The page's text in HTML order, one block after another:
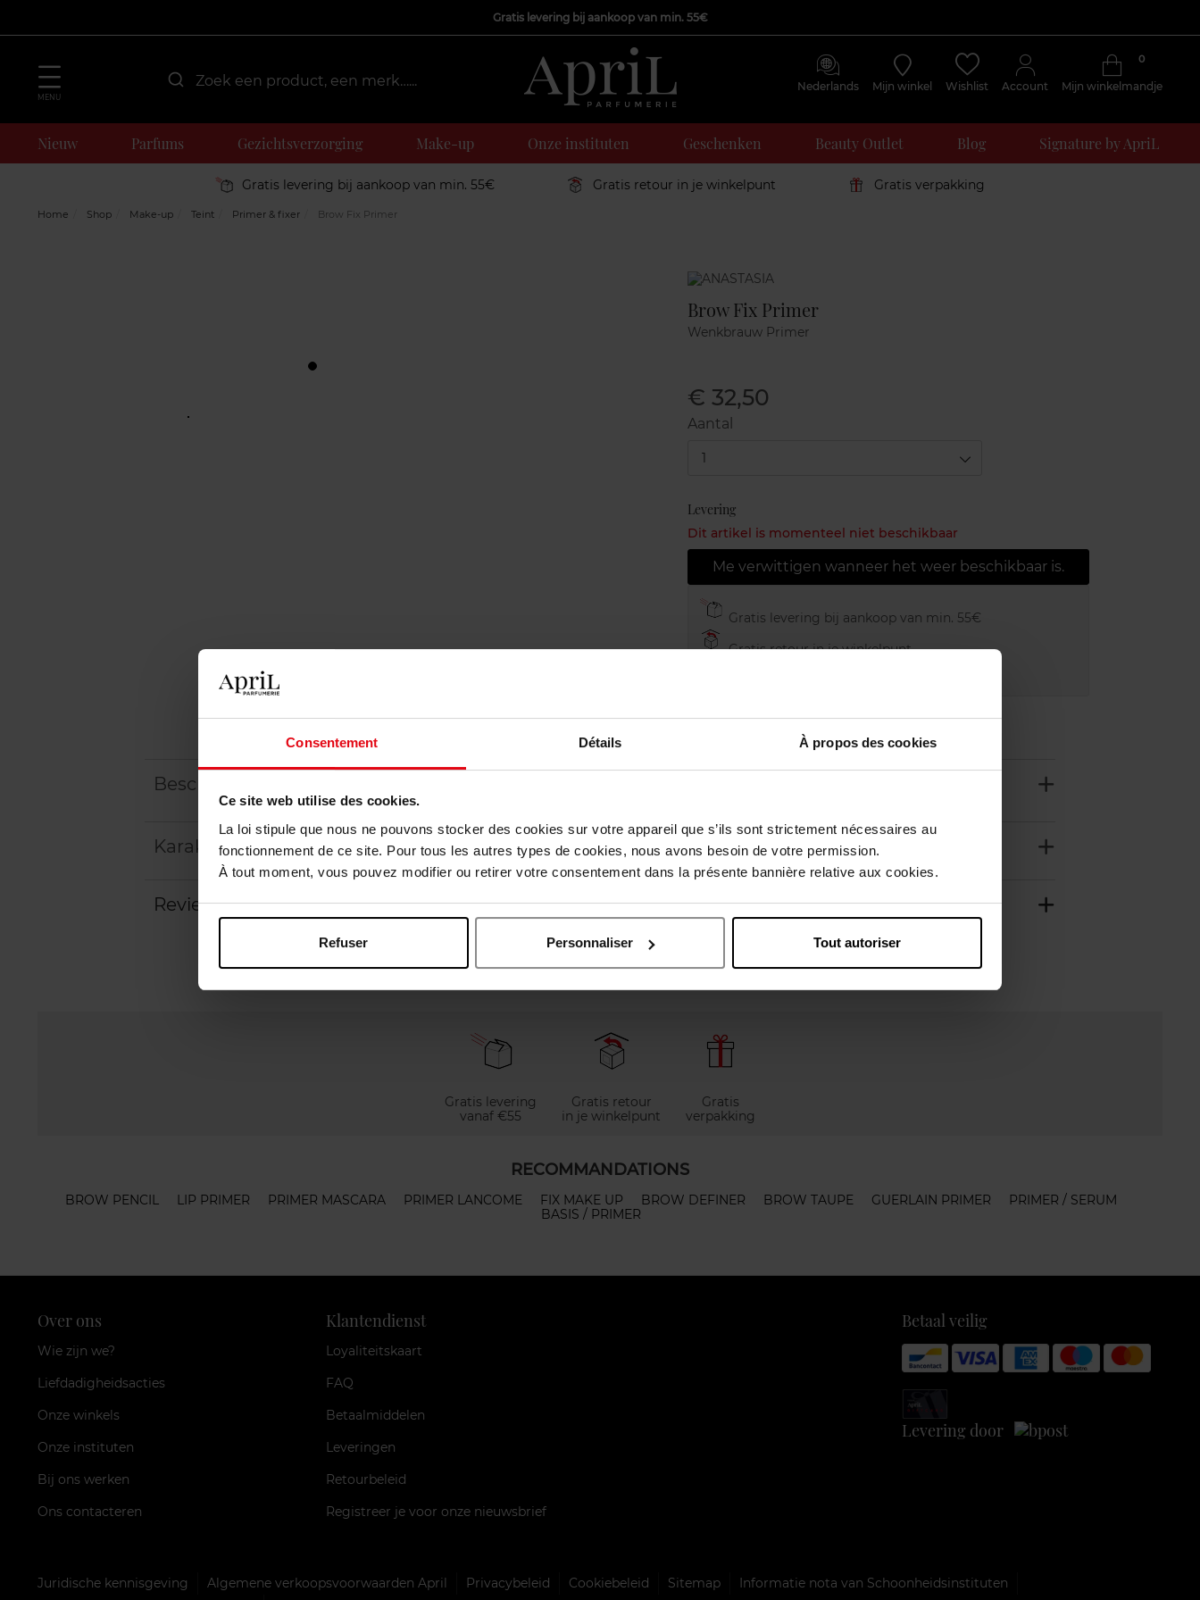
Consentement Détails À propos des cookies
Ce site web utilise des cookies.
La loi stipule que nous ne pouvons stocker des cookies sur votre appareil que s’ils sont strictement nécessaires au
fonctionnement de ce site. Pour tous les autres types de cookies, nous avons besoin de votre permission.
À tout moment, vous pouvez modifier ou retirer votre consentement dans la présente bannière relative aux cookies.
Refuser Personnaliser Tout autoriser
Gratis levering bij aankoop van min. 55€
MENU
Nederlands Mijn winkel Wishlist Account Mijn winkelmandje
0
Nieuw Parfums Gezichtsverzorging Make-up Onze instituten Geschenken Beauty Outlet Blog Signature by ApriL
Gratis levering bij aankoop van min. 55€ Gratis retour in je winkelpunt Gratis verpakking
Home Shop Make-up Teint Primer & fixer Brow Fix Primer
Marque
Brow Fix Primer
Wenkbrauw Primer
€ 32,50
Aantal
1
Levering
Dit artikel is momenteel niet beschikbaar
Me verwittigen wanneer het weer beschikbaar is.
Gratis levering bij aankoop van min. 55€
Gratis retour in je winkelpunt
Beschrijving
Karakteristieken
Review Beleid inzake klantbeoordelingen
Nog iets vergeten ?
Gratis levering
vanaf €55
Gratis retour
in je winkelpunt
Gratis
verpakking
RECOMMANDATIONS
BROW PENCIL LIP PRIMER PRIMER MASCARA PRIMER LANCOME FIX MAKE UP BROW DEFINER BROW TAUPE GUERLAIN PRIMER
PRIMER / SERUM
BASIS / PRIMER
Over ons
Wie zijn we?
Liefdadigheidsacties
Onze winkels
Onze instituten
Bij ons werken
Ons contacteren
Klantendienst
Loyaliteitskaart
FAQ
Betaalmiddelen
Leveringen
Retourbeleid
Registreer je voor onze nieuwsbrief
Betaal veilig
Levering door
Juridische kennisgeving Algemene verkoopsvoorwaarden April Privacybeleid Cookiebeleid Sitemap
Informatie nota van Schoonheidsinstituten